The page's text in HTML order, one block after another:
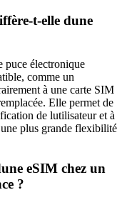
t-elle dune
puce électronique
comme un
à une carte SIM
Elle permet de
de lutilisateur et à
plus grande flexibilité
eSIM chez un
?